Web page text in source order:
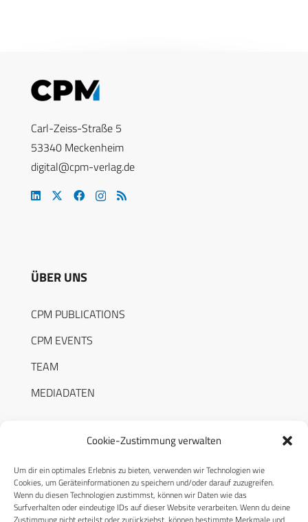
Cookie-Zustimmung verwalten
Um dir ein optimales Erlebnis zu bieten, verwenden wir Technologien wie
Cookies, um Geräteinformationen zu speichern und/oder darauf zuzugreifen.
Wenn du diesen Technologien zustimmst, können wir Daten wie das
Surfverhalten oder eindeutige IDs auf dieser Website verarbeiten. Wenn du deine
Carl-Zeiss-Straße 5
53340 Meckenheim
digital@cpm-verlag.de
ÜBER UNS
CPM PUBLICATIONS
CPM EVENTS
TEAM
MEDIADATEN
RECHTLICHES
Datenschutzerklärung